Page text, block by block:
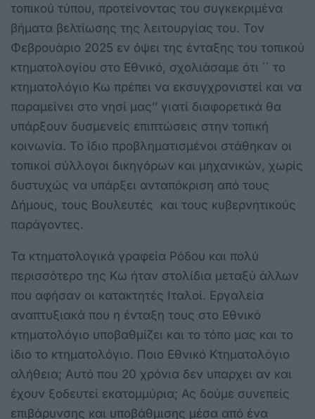
τοπικού τύπου, προτείνοντας του συγκεκριμένα
βήματα βελτίωσης της λειτουργίας του. Τον
Φεβρουάριο 2025 εν όψει της ένταξης του τοπικού
κτηματολογίου στο Εθνικό, σχολιάσαμε ότι ΄΄ το
κτηματολόγιο Κω πρέπει να εκσυγχρονιστεί και να
παραμείνει στο νησί μας’’ γιατί διαφορετικά θα
υπάρξουν δυσμενείς επιπτώσεις στην τοπική
κοινωνία. Το ίδιο προβληματισμένοι στάθηκαν οι
τοπικοί σύλλογοι δικηγόρων και μηχανικών, χωρίς
δυστυχώς να υπάρξει ανταπόκριση από τους
Δήμους, τους Βουλευτές και τους κυβερνητικούς
παράγοντες.
Τα κτηματολογικά γραφεία Ρόδου και πολύ
περισσότερο της Κω ήταν στολίδια μεταξύ άλλων
που αφήσαν οι κατακτητές Ιταλοί. Εργαλεία
αναπτυξιακά που η ένταξη τους στο Εθνικό
κτηματολόγιο υποβαθμίζει και το τόπο μας και το
ίδιο το κτηματολόγιο. Ποιο Εθνικό Κτηματολόγιο
αλήθεια; Αυτό που 20 χρόνια δεν υπαρχει αν και
έχουν ξοδευτεί εκατομμύρια; Ας δούμε συνεπείς
επιβάρυνσης και υποβάθμισης μέσα από ένα